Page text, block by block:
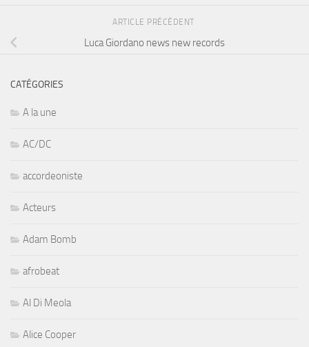
ARTICLE PRÉCÉDENT
Luca Giordano news new records
CATÉGORIES
A la une
AC/DC
accordeoniste
Acteurs
Adam Bomb
afrobeat
Al Di Meola
Alice Cooper